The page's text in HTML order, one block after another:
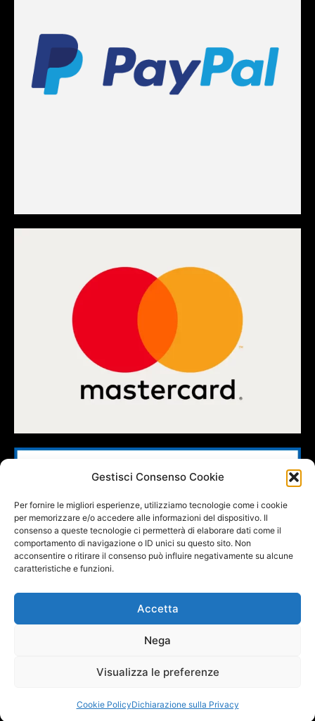
Gestisci Consenso Cookie
Per fornire le migliori esperienze, utilizziamo tecnologie come i cookie
per memorizzare e/o accedere alle informazioni del dispositivo. Il
consenso a queste tecnologie ci permetterà di elaborare dati come il
comportamento di navigazione o ID unici su questo sito. Non
acconsentire o ritirare il consenso può influire negativamente su alcune
caratteristiche e funzioni.
Accetta
Nega
Visualizza le preferenze
Cookie PolicyDichiarazione sulla Privacy